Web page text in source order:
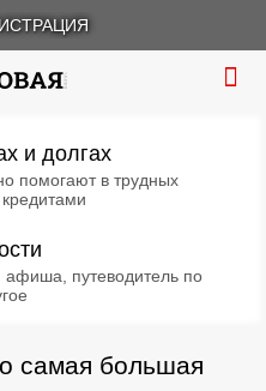
и долгах
помогают в трудных
афиша, путеводитель по
самая большая